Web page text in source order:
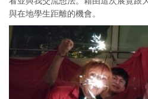
與在地學生距離的機會。